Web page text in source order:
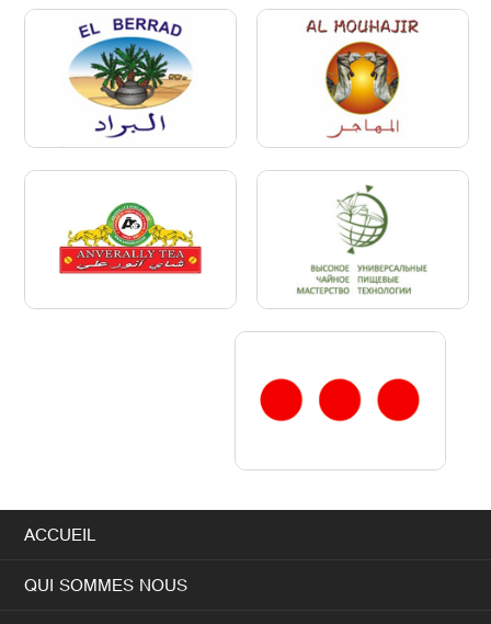
ACCUEIL
QUI SOMMES NOUS